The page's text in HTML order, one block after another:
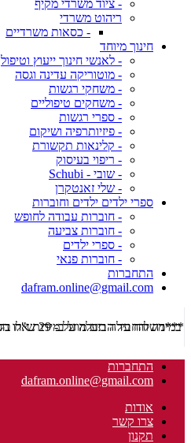
- ציוד משרדי מקיף
ריהוט משרדי
- כסאות משרדיים
חינוך מיוחד
- לאנשי חינוך ייעוץ וטיפול
- מוטוריקה עדינה וגסה
- משחקי רגשות
- משחקים טיפוליים
- ספרי רגשות
- פיזיותרפיה ושיקום
- קלינאות תקשורת
- ריפוי בעיסוק
- שובי - Schubi
- שלי זאנטקרן
ספרי ילדים ילדים וחוברות
- חוברות עבודה לחופש
- חוברות צביעה
- ספרי ילדים
- חוברות פנאי
התחברות
dafram.online@gmail.com
***משלוח עד הבית מוזל ב- 29 ש"ח בקניה מעל 289 ש"ח שליח עד הבית ***
התחברות
dafram.online@gmail.com
אודות
צרו קשר
תקנון